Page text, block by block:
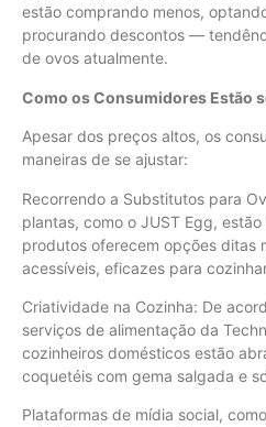
estão comprando menos,
procurando descontos —
de ovos atualmente.
Como os Consumidores Estão
Apesar dos preços altos, os
maneiras de se ajustar:
Recorrendo a Substitutos para
plantas, como o JUST Egg,
produtos oferecem opções ditas
acessíveis, eficazes para
Criatividade na Cozinha: De
serviços de alimentação da
cozinheiros domésticos estão
coquetéis com gema salgada e
Plataformas de mídia social,